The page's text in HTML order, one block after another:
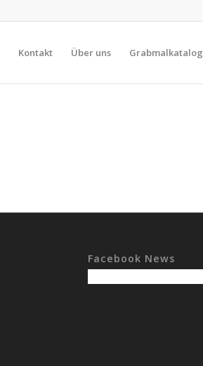
Kontakt Über uns Grabmalkatalog
Facebook News